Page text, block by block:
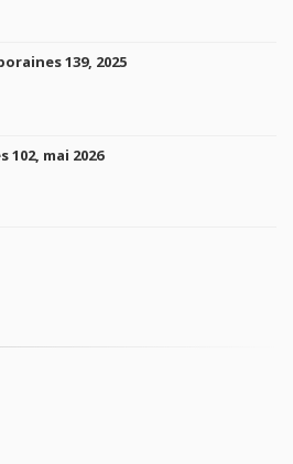
139, 2025
mai 2026